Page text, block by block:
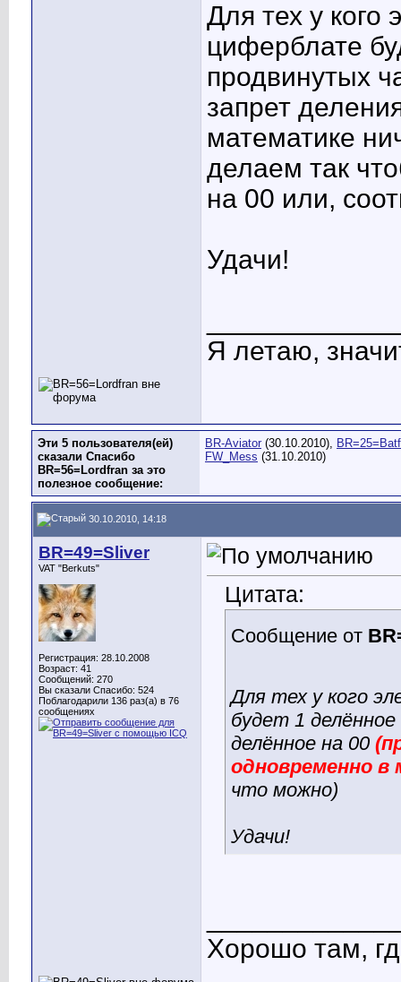
Для тех у кого
циферблате
продвинутых
запрет
математике
делаем так
на 00 или,
Удачи!
Я летаю,
Эти 5 пользователя(ей)
сказали Спасибо
BR=56=Lordfran за это
полезное сообщение:
BR-Aviator (30.10.2010),
FW_Mess (31.10.2010)
30.10.2010, 14:18
BR=49=Sliver
VAT "Berkuts"
Регистрация: 28.10.2008
Возраст: 41
Сообщений: 270
Вы сказали Спасибо: 524
Поблагодарили 136 раз(а) в 76
сообщениях
Цитата:
Сообщение от
Для тех у кого
будет 1
делённое на 00
одновременно в
что можно)
Удачи!
Хорошо там,